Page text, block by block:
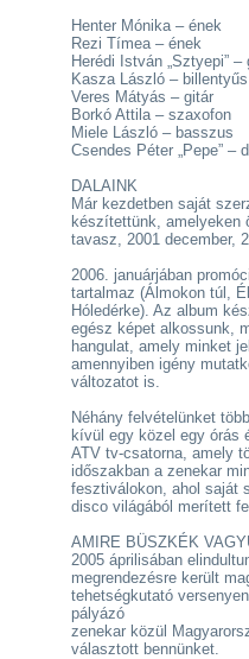
Henter Mónika – ének
Rezi Tímea – ének
Herédi István „Sztyepi” –
Kasza László –
Veres Mátyás – gitár
Borkó Attila – szaxofon
Miele László – basszus
Csendes Péter „Pepe” –
DALAINK
Már kezdetben saját
készítettünk, amelyeken
tavasz, 2001 december,
2006. januárjában
tartalmaz (Álmokon túl,
Hóledérke). Az album
egész képet alkossunk,
hangulat, amely minket
amennyiben igény
változatot is.
Néhány felvételünket
kívül egy közel egy órás
ATV tv-csatorna, amely
időszakban a zenekar
fesztiválokon, ahol saját
disco világából merített
AMIRE BÜSZKÉK
2005 áprilisában
megrendezésre került
tehetségkutató
pályázó
zenekar közül
választott bennünket.